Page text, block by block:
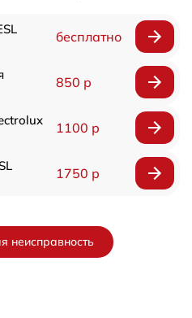
бесплатно
850 р
1100 р
1750 р
неисправность